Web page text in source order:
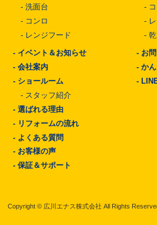
- 洗面台
- コンロ
- レンジフード
-
-
-
- イベント＆お知らせ
- 会社案内
- ショールーム
- スタッフ紹介
- 選ばれる理由
- リフォームの流れ
- よくある質問
- お客様の声
- 保証＆サポート
- お
-か
-
Copyright © 広川エナス株式会社 All Rights